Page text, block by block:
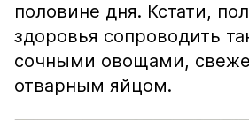
половине дня. Кстати,
здоровья сопроводить
сочными овощами,
отварным яйцом.